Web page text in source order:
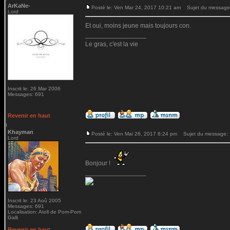
ArKaNe-
Lord
Inscrit le: 26 Mar 2006
Messages: 691
Posté le: Ven Mar 24, 2017 10:21 am Sujet du
Et oui, moins jeune mais toujours con.
Le gras, c'est la vie
Revenir en haut
Khayman
Lord
Inscrit le: 23 Aoû 2005
Messages: 691
Localisation: Atoll de Pom-Pom
Galli
Posté le: Ven Mai 26, 2017 8:24 pm Sujet du message:
Bonjour !